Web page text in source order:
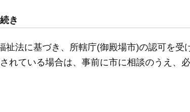
き
祉法に基づき、所轄庁(御殿場市)の認可を受
れている場合は、事前に市に相談のうえ、